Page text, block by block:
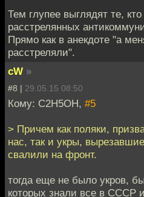
Тем глупее выглядят те,
расстрелянных
Прямо как в анекдоте "а
расстреляли".
cW »
#8 | 29.05.15 08:50
Кому: C2H5OH, #5
> Причем как поляки,
нас, так и укры,
свалили на фронт.
тогда еще не было укров,
которых знали все в СССР